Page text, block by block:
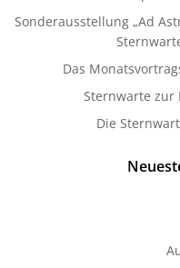
Sonderausstellung „Ad
Das
Sternwarte zur
Die